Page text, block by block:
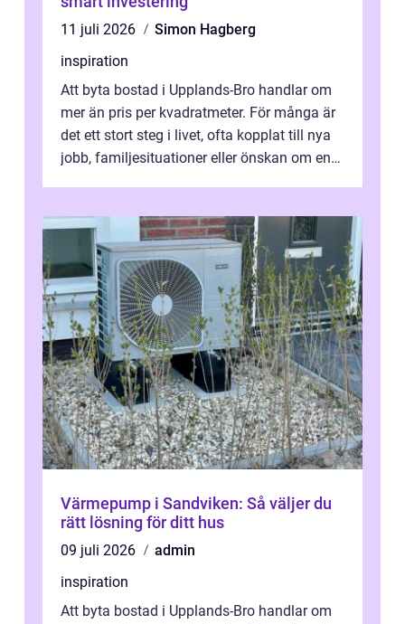
11 juli 2026
Simon Hagberg
inspiration
Att byta bostad i Upplands-Bro handlar om
mer än pris per kvadratmeter. För många är
det ett stort steg i livet, ofta kopplat till nya
jobb, familjesituationer eller önskan om en
Värmepump i Sandviken: Så väljer du
rätt lösning för ditt hus
09 juli 2026
admin
inspiration
Att byta bostad i Upplands-Bro handlar om